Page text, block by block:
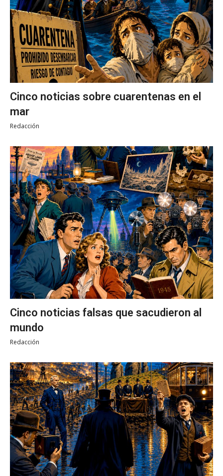
Cinco noticias sobre cuarentenas en el
mar
Redacción
Cinco noticias falsas que sacudieron al
mundo
Redacción